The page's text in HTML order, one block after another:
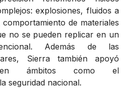
explosiones, fluidos a
de materiales
no se pueden replicar en un
Además de las
Sierra también apoyó
en ámbitos como el
seguridad nacional.